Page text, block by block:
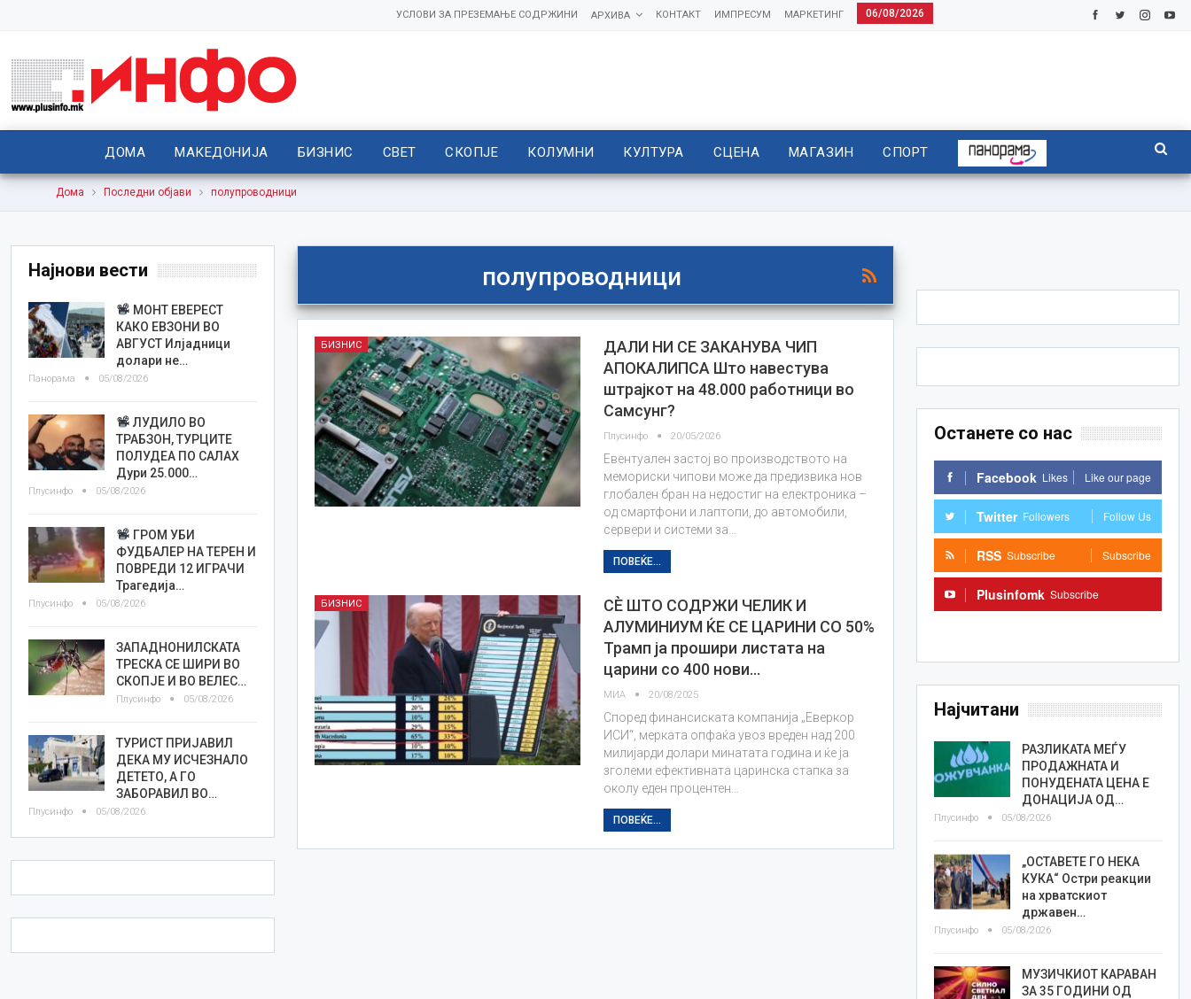
06/08/2026
МАРКЕТИНГ
ИМПРЕСУМ
КОНТАКТ
АРХИВА
УСЛОВИ ЗА ПРЕЗЕМАЊЕ СОДРЖИНИ
ДОМА МАКЕДОНИЈА БИЗНИС СВЕТ СКОПЈЕ КОЛУМНИ КУЛТУРА СЦЕНА МАГАЗИН СПОРТ
Дома Последни објави полупроводници
полупроводници
БИЗНИС
ДАЛИ НИ СЕ ЗАКАНУВА ЧИП
АПОКАЛИПСА Што навестува
штрајкот на 48.000 работници во
Самсунг?
Плусинфо 20/05/2026
Евентуален застој во производството на
мемориски чипови може да предизвика нов
глобален бран на недостиг на електроника –
од смартфони и лаптопи, до автомобили,
сервери и системи за…
ПОВЕЌЕ...
БИЗНИС
СЀ ШТО СОДРЖИ ЧЕЛИК И
АЛУМИНИУМ ЌЕ СЕ ЦАРИНИ СО 50%
Трамп ја прошири листата на
царини со 400 нови…
МИА 20/08/2025
Според финансиската компанија „Еверкор
ИСИ“, мерката опфаќа увоз вреден над 200
милијарди долари минатата година и ќе ја
зголеми ефективната царинска стапка за
околу еден процентен…
ПОВЕЌЕ...
Останете со нас
Facebook Likes Like our page
Twitter Followers Follow Us
RSS Subscribe Subscribe
Plusinfomk Subscribe
Најчитани
РАЗЛИКАТА МЕЃУ
ПРОДАЖНАТА И
ПОНУДЕНАТА ЦЕНА Е
ДОНАЦИЈА ОД…
Плусинфо 05/08/2026
„ОСТАВЕТЕ ГО НЕКА
КУКА“ Остри реакции
на хрватскиот
државен…
Плусинфо 05/08/2026
МУЗИЧКИОТ КАРАВАН
ЗА 35 ГОДИНИ ОД
Најнови вести
МОНТ ЕВЕРЕСТ
КАКО ЕВЗОНИ ВО
АВГУСТ Илјадници
долари не…
Панорама 05/08/2026
ЛУДИЛО ВО
ТРАБЗОН, ТУРЦИТЕ
ПОЛУДЕА ПО САЛАХ
Дури 25.000…
Плусинфо 05/08/2026
ГРОМ УБИ
ФУДБАЛЕР НА ТЕРЕН И
ПОВРЕДИ 12 ИГРАЧИ
Трагедија…
Плусинфо 05/08/2026
ЗАПАДНОНИЛСКАТА
ТРЕСКА СЕ ШИРИ ВО
СКОПЈЕ И ВО ВЕЛЕС…
Плусинфо 05/08/2026
ТУРИСТ ПРИЈАВИЛ
ДЕКА МУ ИСЧЕЗНАЛО
ДЕТЕТО, А ГО
ЗАБОРАВИЛ ВО…
Плусинфо 05/08/2026